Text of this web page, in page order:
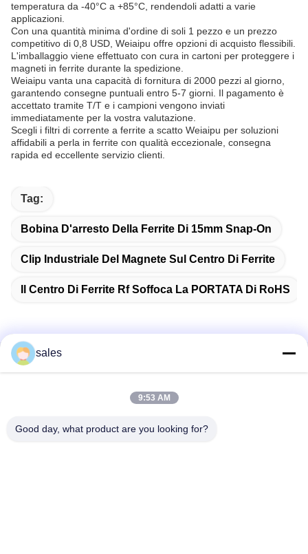
temperatura da -40°C a +85°C, rendendoli adatti a varie
applicazioni.
Con una quantità minima d'ordine di soli 1 pezzo e un prezzo
competitivo di 0,8 USD, Weiaipu offre opzioni di acquisto flessibili.
L'imballaggio viene effettuato con cura in cartoni per proteggere i
magneti in ferrite durante la spedizione.
Weiaipu vanta una capacità di fornitura di 2000 pezzi al giorno,
garantendo consegne puntuali entro 5-7 giorni. Il pagamento è
accettato tramite T/T e i campioni vengono inviati
immediatamente per la vostra valutazione.
Scegli i filtri di corrente a ferrite a scatto Weiaipu per soluzioni
affidabili a perla in ferrite con qualità eccezionale, consegna
rapida ed eccellente servizio clienti.
Tag:
Bobina D'arresto Della Ferrite Di 15mm Snap-On
Clip Industriale Del Magnete Sul Centro Di Ferrite
Il Centro Di Ferrite Rf Soffoca La PORTATA Di RoHS
Contatto rapido
Stanza 1301, Blocco B, Rongchao New Times Plaza, Parco
sales
9:53 AM
Good day, what product are you looking for?